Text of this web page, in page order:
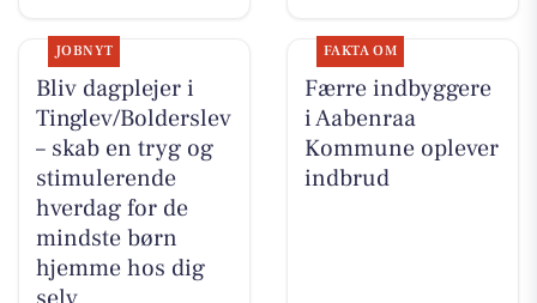
JOBNYT
Bliv dagplejer i
Tinglev/Bolderslev
– skab en tryg og
stimulerende
hverdag for de
mindste børn
hjemme hos dig
FAKTA OM
Færre indbyggere
i Aabenraa
Kommune oplever
indbrud